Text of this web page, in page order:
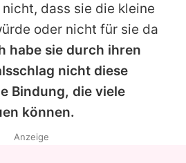
dass sie die kleine
oder nicht für sie da
habe sie durch ihren
nicht diese
Bindung, die viele
können.
Anzeige